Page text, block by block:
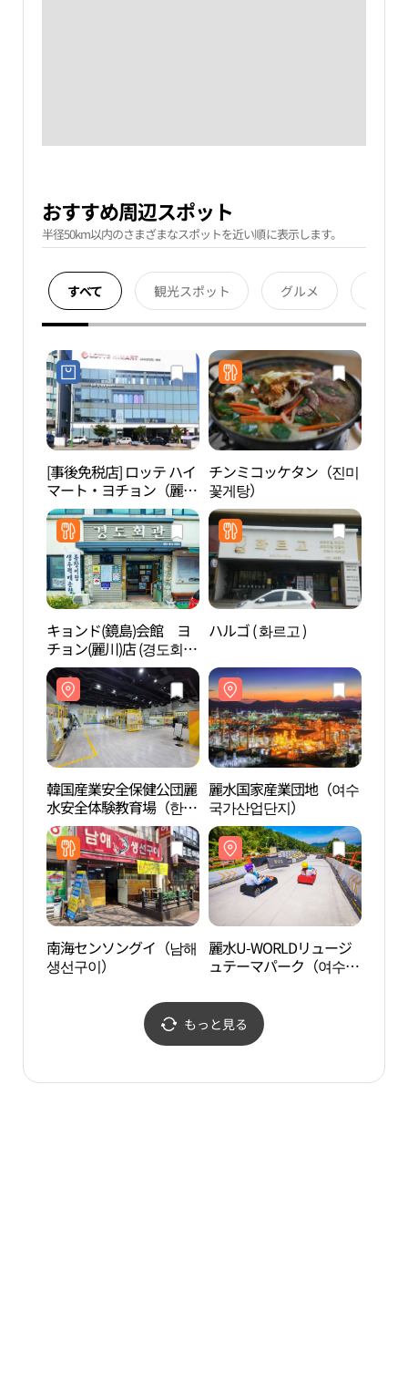
おすすめ周辺スポット
半径50km以内のさまざまなスポットを近い順に表示します。
すべて 観光スポット グルメ
[事後免税店] ロッテ ハイ
マート・ヨチョン（麗
川）店(롯데하이마트 여
천점)
チンミコッケタン（진미
꽃게탕）
キョンド(鏡島)会館 ヨ
チョン(麗川)店 (경도회관
여천점)
ハルゴ ( 화르고 )
韓国産業安全保健公団麗
水安全体験教育場（한국
산업안전보건공단 여수
안전체험교육장）
麗水国家産業団地（여수
국가산업단지）
南海センソングイ（남해
생선구이）
麗水U-WORLDリュージ
ュテーマパーク（여수
もっと見る